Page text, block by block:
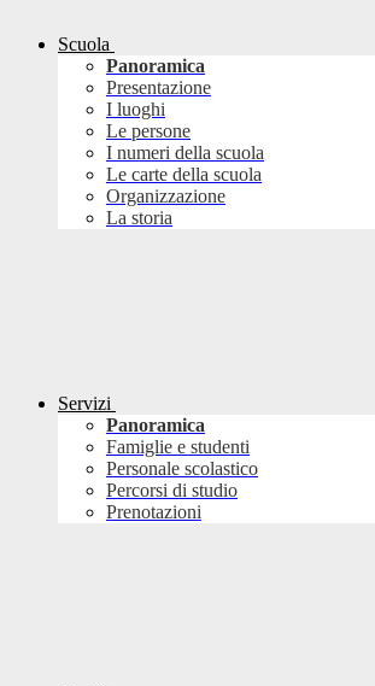
Scuola
Panoramica
Presentazione
I luoghi
Le persone
I numeri della scuola
Le carte della scuola
Organizzazione
La storia
Servizi
Panoramica
Famiglie e studenti
Personale scolastico
Percorsi di studio
Prenotazioni